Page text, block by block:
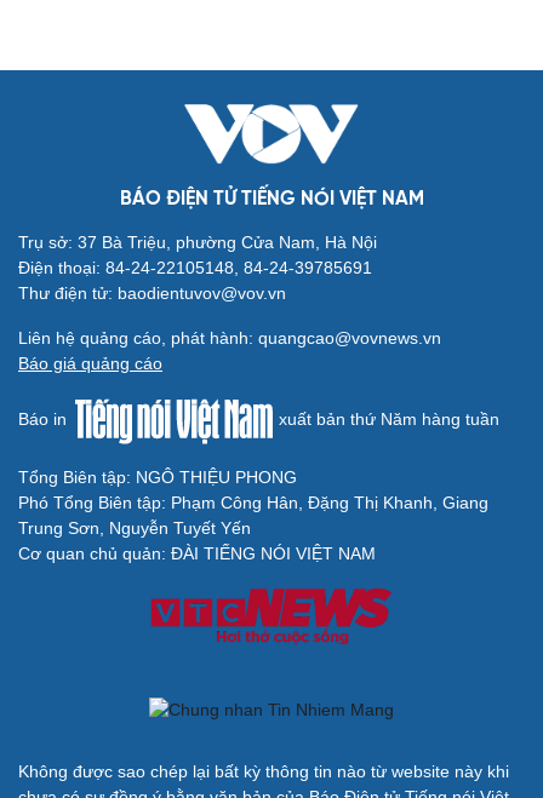
BÁO ĐIỆN TỬ TIẾNG NÓI VIỆT NAM
Trụ sở: 37 Bà Triệu, phường Cửa Nam, Hà Nội
Điện thoại: 84-24-22105148, 84-24-39785691
Thư điện tử: baodientuvov@vov.vn
Liên hệ quảng cáo, phát hành: quangcao@vovnews.vn
Báo giá quảng cáo
Báo in xuất bản thứ Năm hàng tuần
Tổng Biên tập: NGÔ THIỆU PHONG
Phó Tổng Biên tập: Phạm Công Hân, Đặng Thị Khanh, Giang
Trung Sơn, Nguyễn Tuyết Yến
Cơ quan chủ quản: ĐÀI TIẾNG NÓI VIỆT NAM
Không được sao chép lại bất kỳ thông tin nào từ website này khi